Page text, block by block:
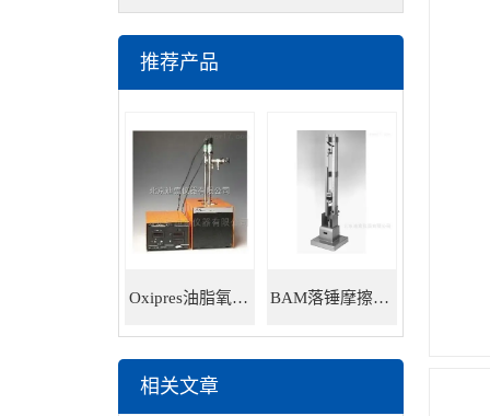
推荐产品
Oxipres油脂氧化稳定性仪 BAM落锤摩擦感度仪
相关文章